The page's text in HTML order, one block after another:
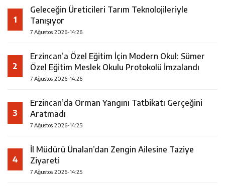
1
Geleceğin Üreticileri Tarım Teknolojileriyle
Tanışıyor
7 Ağustos 2026-14:26
2
Erzincan’a Özel Eğitim İçin Modern Okul: Sümer
Özel Eğitim Meslek Okulu Protokolü İmzalandı
7 Ağustos 2026-14:26
3
Erzincan’da Orman Yangını Tatbikatı Gerçeğini
Aratmadı
7 Ağustos 2026-14:25
4
İl Müdürü Ünalan’dan Zengin Ailesine Taziye
Ziyareti
7 Ağustos 2026-14:25